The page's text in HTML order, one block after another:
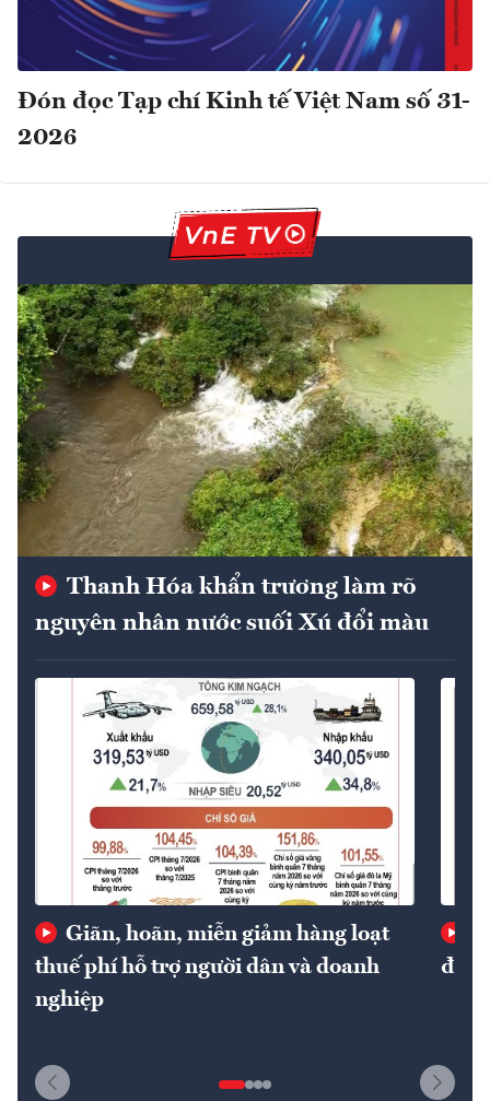
Thanh Hóa khẩn trương làm rõ
nguyên nhân nước suối Xú đổi màu
Giãn, hoãn, miễn giảm hàng loạt
thuế phí hỗ trợ người dân và doanh
nghiệp
định
Đón đọc Tạp chí Kinh tế Việt Nam số 31-
2026